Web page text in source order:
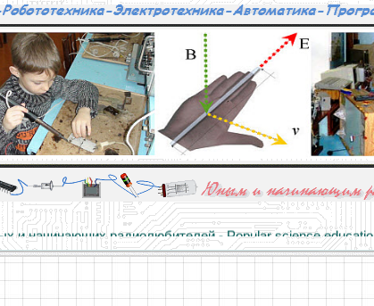
и начинающих радиолюбителей - Popular science
профессионалов - Basics of electricity, educational